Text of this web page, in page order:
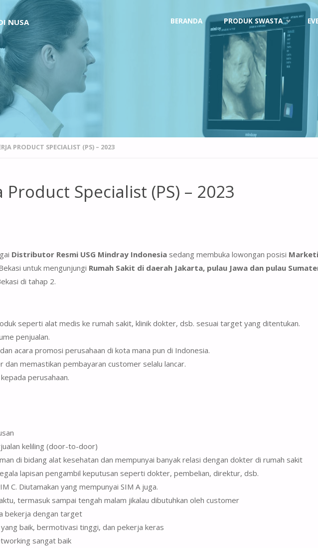
NUSA BERANDA PRODUK SWASTA
PRODUCT SPECIALIST (PS) – 2023
Specialist (PS) – 2023
Distributor Resmi USG Mindray Indonesia sedang membuka lowongan posisi
untuk mengunjungi Rumah Sakit di daerah Jakarta, pulau Jawa dan pulau
di tahap 2.
seperti alat medis ke rumah sakit, klinik dokter, dsb. sesuai target yang ditentukan.
penjualan.
acara promosi perusahaan di kota mana pun di Indonesia.
dan memastikan pembayaran customer selalu lancar.
perusahaan.
keliling (door-to-door)
di bidang alat kesehatan dan mempunyai banyak relasi dengan dokter di rumah sakit
lapisan pengambil keputusan seperti dokter, pembelian, direktur, dsb.
C. Diutamakan yang mempunyai SIM A juga.
termasuk sampai tengah malam jikalau dibutuhkan oleh customer
bekerja dengan target
baik, bermotivasi tinggi, dan pekerja keras
sangat baik